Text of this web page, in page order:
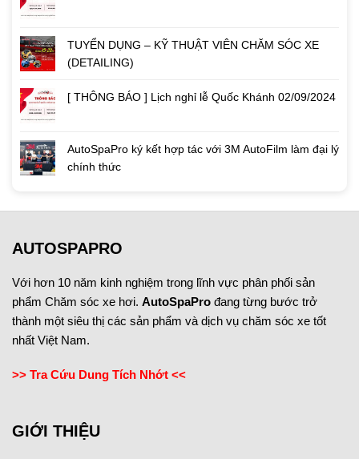
TUYỂN DỤNG – KỸ THUẬT VIÊN CHĂM SÓC XE
(DETAILING)
[ THÔNG BÁO ] Lịch nghỉ lễ Quốc Khánh 02/09/2024
AutoSpaPro ký kết hợp tác với 3M AutoFilm làm đại lý
chính thức
AUTOSPAPRO
Với hơn 10 năm kinh nghiệm trong lĩnh vực phân phối sản
phẩm Chăm sóc xe hơi. AutoSpaPro đang từng bước trở
thành một siêu thị các sản phẩm và dịch vụ chăm sóc xe tốt
nhất Việt Nam.
>> Tra Cứu Dung Tích Nhớt <<
GIỚI THIỆU